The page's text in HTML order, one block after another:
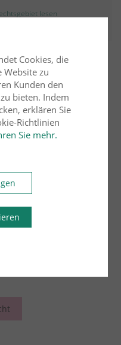
lesen
Blog-
Cookies, die
Website zu
Kunden den
bieten. Indem
erklären Sie
Richtlinien
Sie mehr.